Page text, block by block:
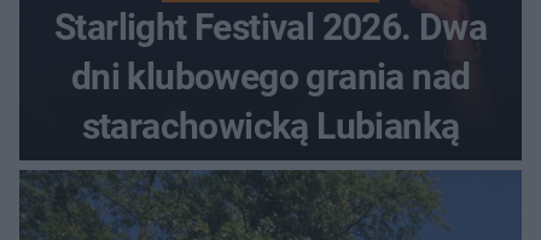
Starlight Festival 2026. Dwa
dni klubowego grania nad
starachowicką Lubianką